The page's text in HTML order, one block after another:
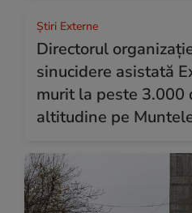
Știri Externe
Directorul
sinucidere asistată
murit la peste 3.000
altitudine pe